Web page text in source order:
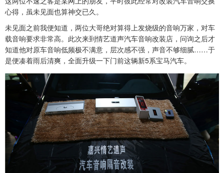
心得，虽未见面也算神交已久。
未见面之前我便知道，两位大哥绝对算得上发烧级的音响万家，对车
载音响要求非常高。此次来到情艺道声汽车音响改装店，问询之后才
知道他对原车音响低频极不满意，层次感不强，声音不够细腻……于
是便凑着雨后清爽，全面升级一下门前这辆新5系宝马汽车。